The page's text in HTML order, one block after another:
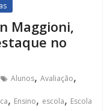
Maggioni,
no
Alunos,Avaliação,
, Ensino, escola, Escola